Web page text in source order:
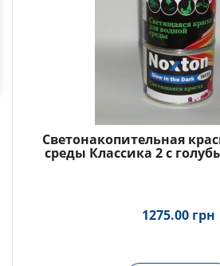
Светонакопительная
среды Классика 2 с
1275.00 грн